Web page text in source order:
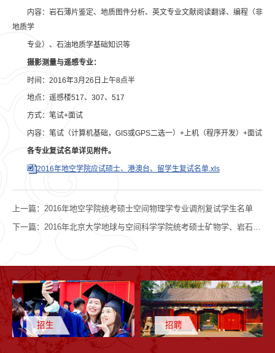
内容：岩石薄片鉴定、地质图件分析、英文专业文献阅读翻译、编程（非
地质学
专业）、石油地质学基础知识等
摄影测量与遥感专业：
时间：2016年3月26日上午8点半
地点：遥感楼517、307、517
方式：笔试+面试
内容：笔试（计算机基础，GIS或GPS二选一）+上机（程序开发）+面试
各专业复试名单详见附件。
2016年地空学院应试硕士、港澳台、留学生复试名单.xls
上一篇： 2016年地空学院统考硕士空间物理学专业调剂复试学生名单
下一篇： 2016年北京大学地球与空间科学学院统考硕士矿物学、岩石学、矿床学专业和空间物理学专业调剂通知
招生 招聘